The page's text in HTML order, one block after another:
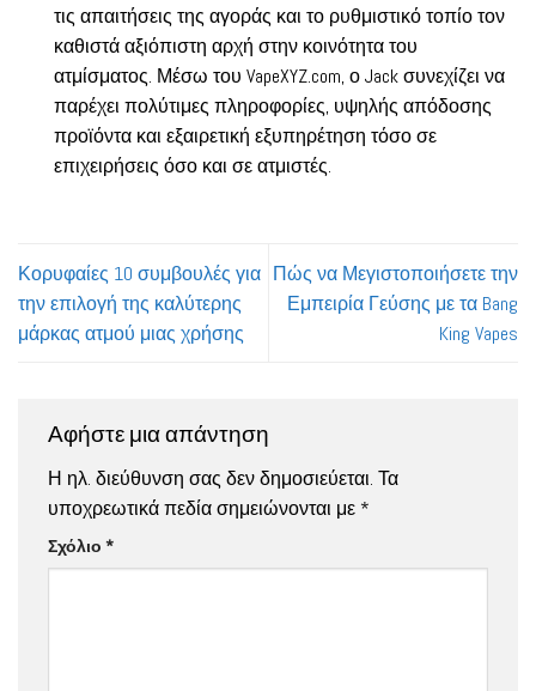
τις απαιτήσεις της αγοράς και το ρυθμιστικό τοπίο τον
καθιστά αξιόπιστη αρχή στην κοινότητα του
ατμίσματος. Μέσω του VapeXYZ.com, ο Jack συνεχίζει να
παρέχει πολύτιμες πληροφορίες, υψηλής απόδοσης
προϊόντα και εξαιρετική εξυπηρέτηση τόσο σε
επιχειρήσεις όσο και σε ατμιστές.
Κορυφαίες 10 συμβουλές για
την επιλογή της καλύτερης
μάρκας ατμού μιας χρήσης
Πώς να Μεγιστοποιήσετε την
Εμπειρία Γεύσης με τα Bang
King Vapes
Αφήστε μια απάντηση
Η ηλ. διεύθυνση σας δεν δημοσιεύεται. Τα
υποχρεωτικά πεδία σημειώνονται με *
Σχόλιο *